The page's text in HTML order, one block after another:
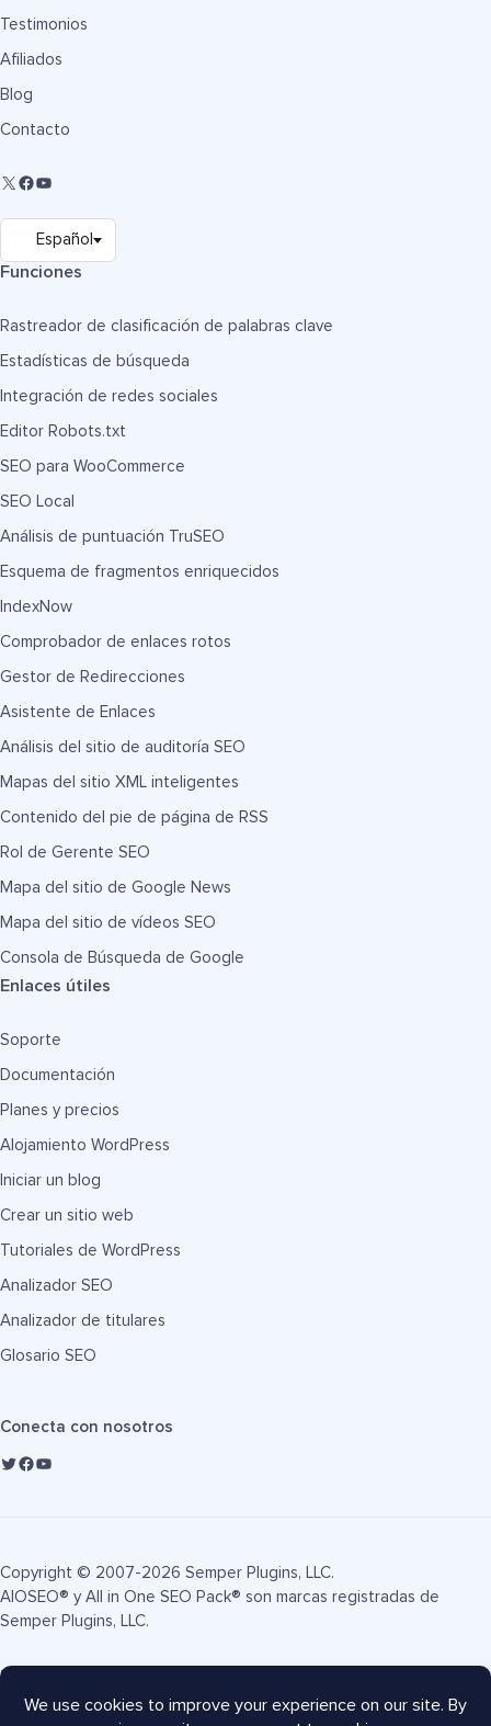
Testimonios
Afiliados
Blog
Contacto
Funciones
Rastreador de clasificación de palabras clave
Estadísticas de búsqueda
Integración de redes sociales
Editor Robots.txt
SEO para WooCommerce
SEO Local
Análisis de puntuación TruSEO
Esquema de fragmentos enriquecidos
IndexNow
Comprobador de enlaces rotos
Gestor de Redirecciones
Asistente de Enlaces
Análisis del sitio de auditoría SEO
Mapas del sitio XML inteligentes
Contenido del pie de página de RSS
Rol de Gerente SEO
Mapa del sitio de Google News
Mapa del sitio de vídeos SEO
Consola de Búsqueda de Google
Enlaces útiles
Soporte
Documentación
Planes y precios
Alojamiento WordPress
Iniciar un blog
Crear un sitio web
Tutoriales de WordPress
Analizador SEO
Analizador de titulares
Glosario SEO
Conecta con nosotros
Copyright © 2007-2026 Semper Plugins, LLC.
AIOSEO® y All in One SEO Pack® son marcas registradas de
Semper Plugins, LLC.
Términos de servicio
Divulgación FTC
Mapa del sitio Cupón AIOSEO